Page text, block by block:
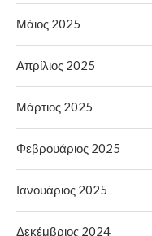
Μάιος 2025
Απρίλιος 2025
Μάρτιος 2025
Φεβρουάριος 2025
Ιανουάριος 2025
Δεκέμβριος 2024